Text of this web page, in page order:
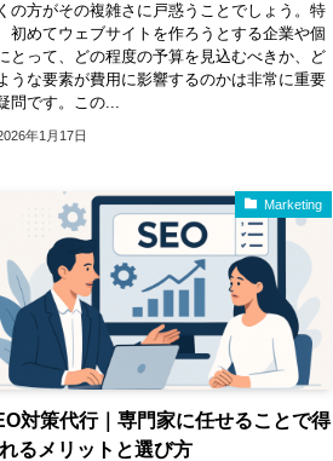
の方がその複雑さに戸惑うことでしょう。特
初めてウェブサイトを作ろうとする企業や個
とって、どの程度の予算を見込むべきか、ど
うな要素が費用に影響するのかは非常に重要
問です。この...
年1月17日
Marketing
対策代行｜専門家に任せることで得
るメリットと選び方